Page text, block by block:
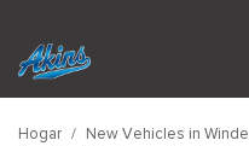
Hogar / New Vehicles in